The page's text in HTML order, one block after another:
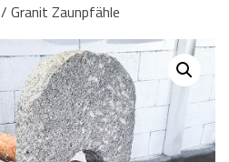
/ Granit Zaunpfähle